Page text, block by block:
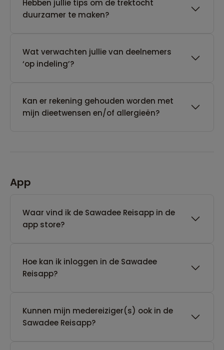
Hebben jullie tips om de trektocht
duurzamer te maken?
Wat verwachten jullie van deelnemers
‘op indeling’?
Kan er rekening gehouden worden met
mijn dieetwensen en/of allergieën?
App
Waar vind ik de Sawadee Reisapp in de
app store?
Hoe kan ik inloggen in de Sawadee
Reisapp?
Kunnen mijn medereiziger(s) ook in de
Sawadee Reisapp?